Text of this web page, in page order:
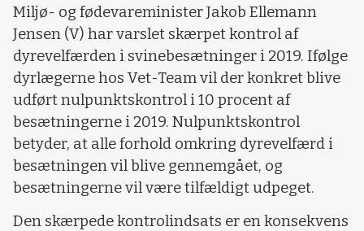
Miljø- og fødevareminister Jakob Ellemann
Jensen (V) har varslet skærpet kontrol af
dyrevelfærden i svinebesætninger i 2019. Ifølge
dyrlægerne hos Vet-Team vil der konkret blive
udført nulpunktskontrol i 10 procent af
besætningerne i 2019. Nulpunktskontrol
betyder, at alle forhold omkring dyrevelfærd i
besætningen vil blive gennemgået, og
besætningerne vil være tilfældigt udpeget.
Den skærpede kontrolindsats er en konsekvens